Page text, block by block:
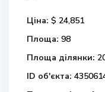
Ціна: $ 24,851
Площа: 98
Площа ділянки:
ID об'єкта: